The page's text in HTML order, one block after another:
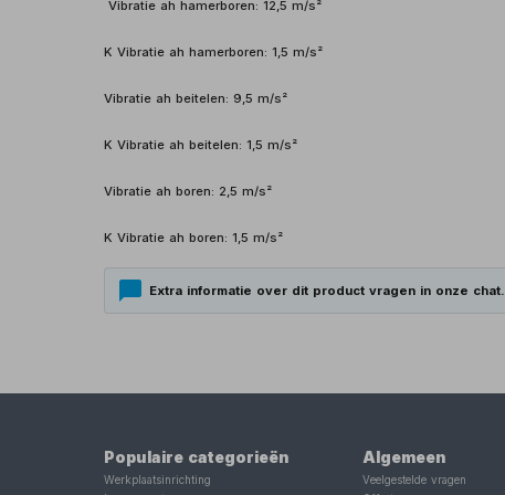
Vibratie ah hamerboren: 12,5 m/s²
K Vibratie ah hamerboren: 1,5 m/s²
Vibratie ah beitelen: 9,5 m/s²
K Vibratie ah beitelen: 1,5 m/s²
Vibratie ah boren: 2,5 m/s²
K Vibratie ah boren: 1,5 m/s²
Extra informatie over dit product vragen in onze chat.
Populaire categorieën
Werkplaatsinrichting
Algemeen
Veelgestelde vragen